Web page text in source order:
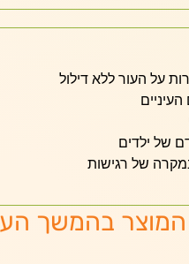
על העור ללא דילול
של ילדים
של רגישות
המוצר בהמשך